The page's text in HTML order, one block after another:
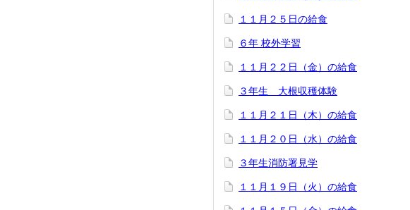
１１月２５日の給食
６年 校外学習
１１月２２日（金）の給食
３年生 大根収穫体験
１１月２１日（木）の給食
１１月２０日（水）の給食
３年生消防署見学
１１月１９日（火）の給食